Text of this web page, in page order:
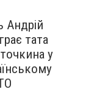
Андрій
тата
у